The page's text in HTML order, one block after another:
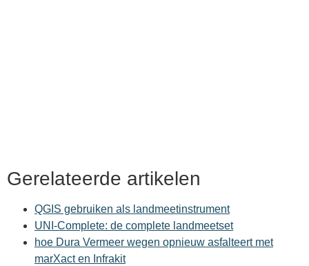
Gerelateerde artikelen
QGIS gebruiken als landmeetinstrument
UNI-Complete: de complete landmeetset
hoe Dura Vermeer wegen opnieuw asfalteert met
marXact en Infrakit